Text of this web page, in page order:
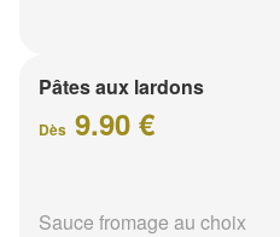
Pâtes aux lardons
Dès 9.90 €
Sauce fromage au choix